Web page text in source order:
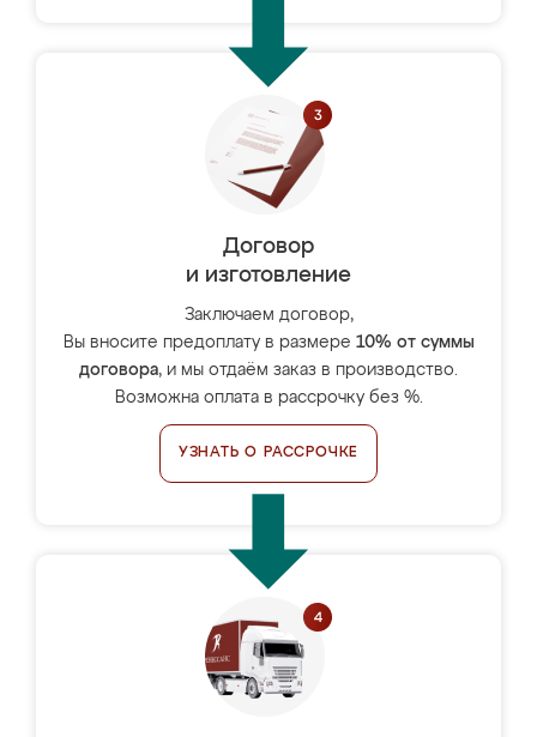
Договор
и изготовление
Заключаем договор,
Вы вносите предоплату в размере 10% от суммы
договора, и мы отдаём заказ в производство.
Возможна оплата в рассрочку без %.
УЗНАТЬ О РАССРОЧКЕ